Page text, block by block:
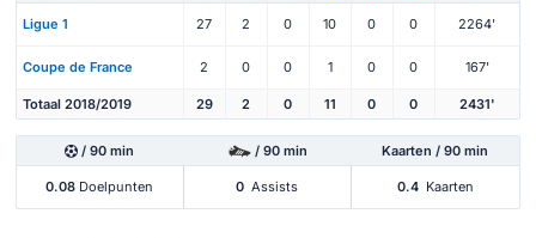
Ligue 1 27 2 0 10 0 0 2264'
Coupe de France 2 0 0 1 0 0 167'
Totaal 2018/2019 29 2 0 11 0 0 2431'
/ 90 min / 90 min Kaarten / 90 min
0.08 Doelpunten 0 Assists 0.4 Kaarten